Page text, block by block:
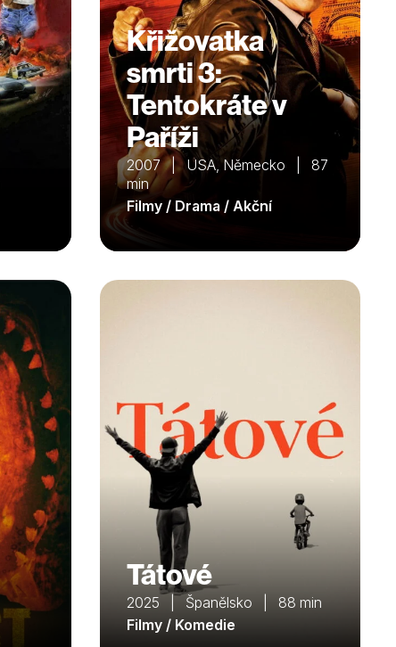
Křižovatka
smrti 3:
Tentokráte v
Paříži
2007 | USA, Německo | 87
min
Filmy / Drama / Akční
Tátové
2025 | Španělsko | 88 min
Filmy / Komedie